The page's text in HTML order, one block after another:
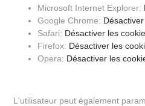
Microsoft Internet Explorer:
Google Chrome:
Safari: Désactiver les
Firefox: Désactiver les
Opera: Désactiver les
L'utilisateur peut également